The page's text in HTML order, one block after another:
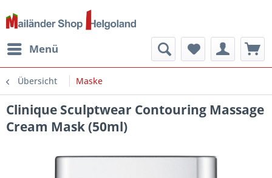
Menü
Übersicht Maske
Clinique Sculptwear Contouring Massage
Cream Mask (50ml)